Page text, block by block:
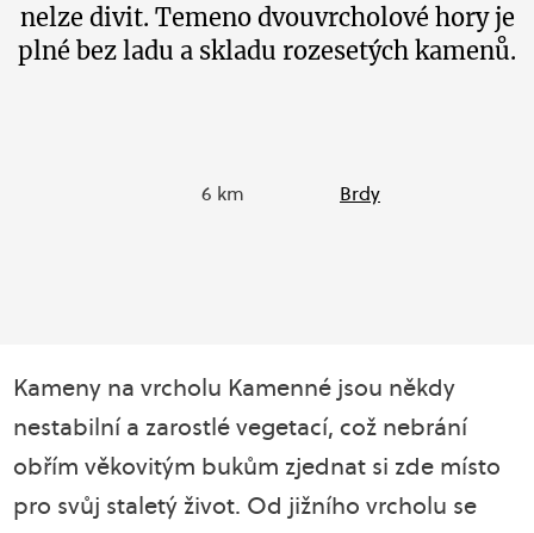
nelze divit. Temeno dvouvrcholové hory je
plné bez ladu a skladu rozesetých kamenů.
6 km Brdy
Kameny na vrcholu Kamenné jsou někdy
nestabilní a zarostlé vegetací, což nebrání
obřím věkovitým bukům zjednat si zde místo
pro svůj staletý život. Od jižního vrcholu se